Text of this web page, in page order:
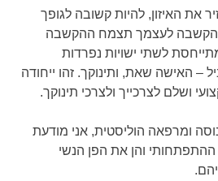
את האיזון, להיות קשובה לגופך
לעצמך תצמח ההקשבה
לשתי ישויות נפרדות
האישה שאת, ותינוקך. זהו ייחודה
ושלם לצרכייך ולצרכי תינוקך.
ומרפאה הוליסטית, אני מודעת
והן את הפן הנשי